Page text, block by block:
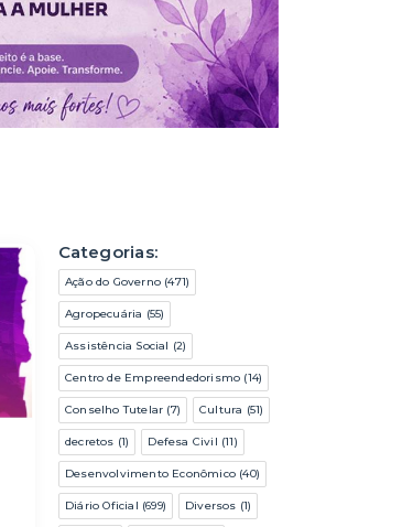
Categorias:
Ação do Governo (471)
Agropecuária (55)
Assistência Social (2)
Centro de Empreendedorismo (14)
Conselho Tutelar (7) Cultura (51)
decretos (1) Defesa Civil (11)
Desenvolvimento Econômico (40)
Diário Oficial (699) Diversos (1)